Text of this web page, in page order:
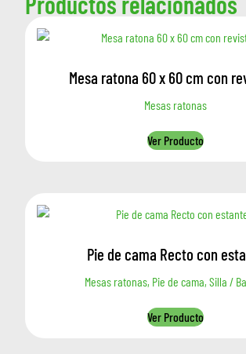
Mesa ratona 60 x 60 cm con
Mesas ratonas
Ver Producto
Pie de cama Recto con
Mesas ratonas, Pie de cama, Silla /
Ver Producto